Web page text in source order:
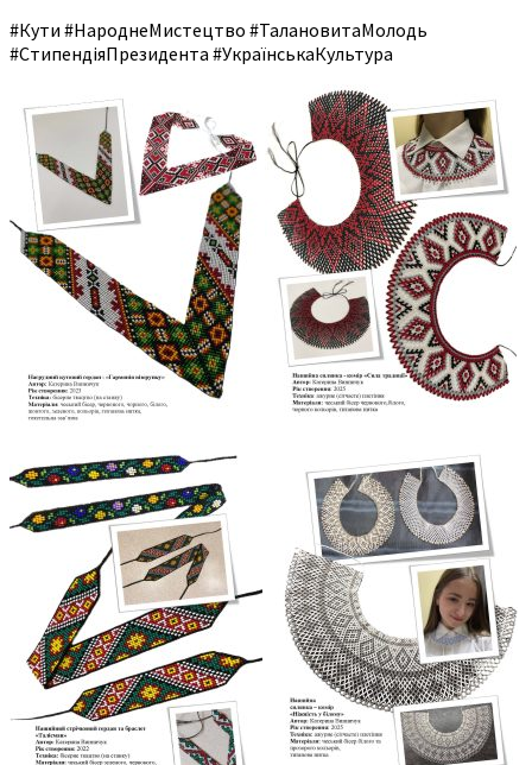
#Кути #НароднеМистецтво #ТалановитаМолодь
#СтипендіяПрезидента #УкраїнськаКультура